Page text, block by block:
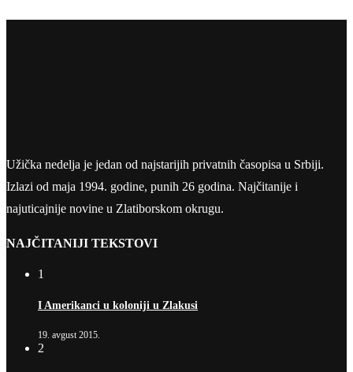
Užička nedelja je jedan od najstarijih privatnih časopisa u Srbiji.
Izlazi od maja 1994. godine, punih 26 godina. Najčitanije i
najuticajnije novine u Zlatiborskom okrugu.
NAJČITANIJI TEKSTOVI
1
I Amerikanci u koloniji u Zlakusi
19. avgust 2015.
2